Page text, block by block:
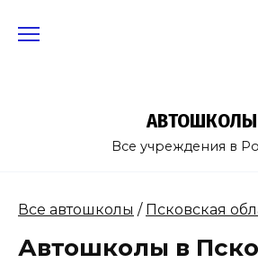
АВТОШКОЛЫ
Все учреждения в
Все автошколы / Псковская
Автошколы в